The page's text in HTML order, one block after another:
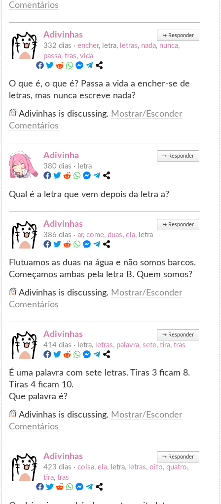
Comentários
Adivinhas ↪ Responder
332 dias ·encher, letra, letras, nada, nunca,
passa,tras,vida
O que é, o que é? Passa a vida a encher-se de
letras, mas nunca escreve nada?
Adivinhas is discussing. Mostrar/Esconder
Comentários
Adivinha ↪ Responder
380 dias · letra
Qual é a letra que vem depois da letra a?
Adivinhas ↪ Responder
386 dias ·ar,come,duas,ela, letra
Flutuamos as duas na água e não somos barcos.
Começamos ambas pela letra B. Quem somos?
Adivinhas is discussing. Mostrar/Esconder
Comentários
Adivinhas ↪ Responder
414 dias · letra, letras, palavra,sete,tira,tras
É uma palavra com sete letras. Tiras 3 ficam 8.
Tiras 4 ficam 10.
Que palavra é?
Adivinhas is discussing. Mostrar/Esconder
Comentários
Adivinhas ↪ Responder
423 dias ·coisa,ela, letra, letras,oito,quatro,
tira,tras